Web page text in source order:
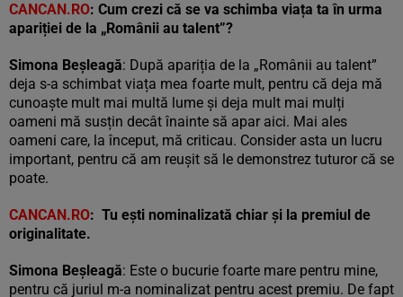
CANCAN.RO: Cum crezi că se va schimba viața ta în urma
apariției de la „Românii au talent”?
Simona Beșleagă: După apariția de la „Românii au talent”
deja s-a schimbat viața mea foarte mult, pentru că deja mă
cunoaște mult mai multă lume și deja mult mai mulți
oameni mă susțin decât înainte să apar aici. Mai ales
oameni care, la început, mă criticau. Consider asta un lucru
important, pentru că am reușit să le demonstrez tuturor că se
poate.
CANCAN.RO: Tu ești nominalizată chiar și la premiul de
originalitate.
Simona Beșleagă: Este o bucurie foarte mare pentru mine,
pentru că juriul m-a nominalizat pentru acest premiu. De fapt